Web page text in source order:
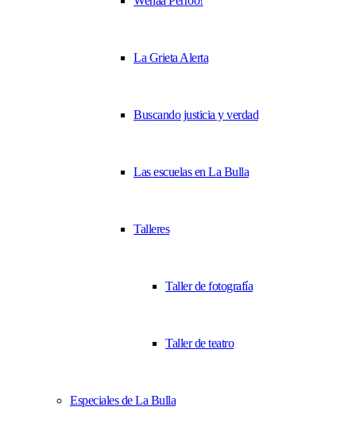
La Grieta Alerta
Buscando justicia y verdad
Las escuelas en La Bulla
Talleres
Taller de fotografía
Taller de teatro
Especiales de La Bulla